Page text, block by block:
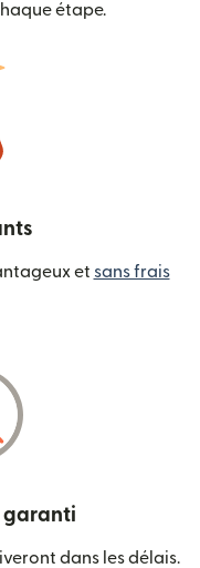
étape.
et sans frais
garanti
dans les délais.